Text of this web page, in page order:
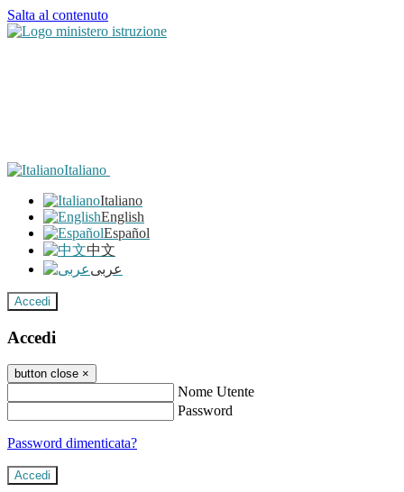
Salta al contenuto
Italiano
Italiano
English
Español
中文
عربى
Accedi
Accedi
button close ×
Nome Utente
Password
Password dimenticata?